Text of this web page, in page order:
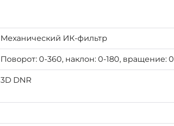
Механический ИК-фильтр
Поворот: 0-360, наклон: 0-180, вращение:
3D DNR